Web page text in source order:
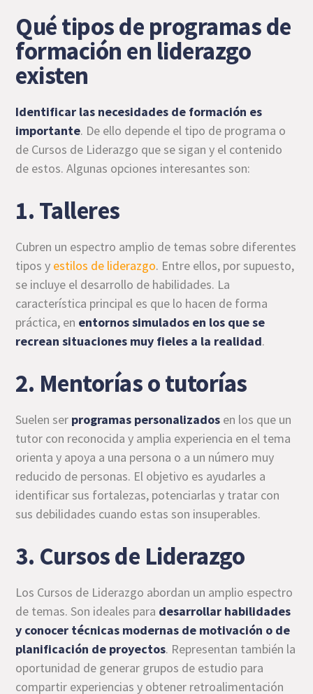
Qué tipos de programas de
formación en liderazgo
existen
Identificar las necesidades de formación es
importante. De ello depende el tipo de programa o
de Cursos de Liderazgo que se sigan y el contenido
de estos. Algunas opciones interesantes son:
1. Talleres
Cubren un espectro amplio de temas sobre diferentes
tipos y estilos de liderazgo. Entre ellos, por supuesto,
se incluye el desarrollo de habilidades. La
característica principal es que lo hacen de forma
práctica, en entornos simulados en los que se
recrean situaciones muy fieles a la realidad.
2. Mentorías o tutorías
Suelen ser programas personalizados en los que un
tutor con reconocida y amplia experiencia en el tema
orienta y apoya a una persona o a un número muy
reducido de personas. El objetivo es ayudarles a
identificar sus fortalezas, potenciarlas y tratar con
sus debilidades cuando estas son insuperables.
3. Cursos de Liderazgo
Los Cursos de Liderazgo abordan un amplio espectro
de temas. Son ideales para desarrollar habilidades
y conocer técnicas modernas de motivación o de
planificación de proyectos. Representan también la
oportunidad de generar grupos de estudio para
compartir experiencias y obtener retroalimentación